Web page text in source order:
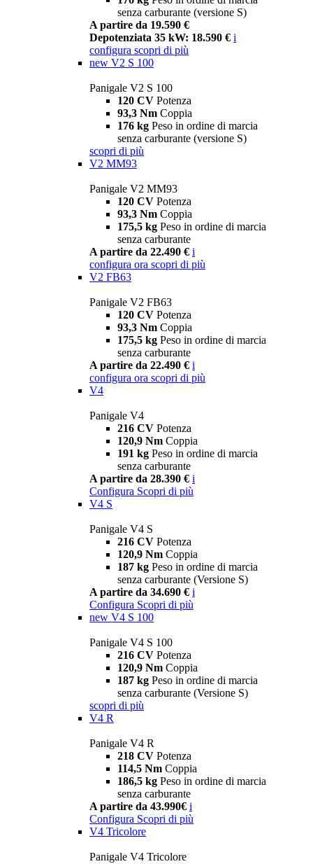
senza carburante (versione S)
A partire da 19.590 €
Depotenziata 35 kW: 18.590 € i
configura scopri di più
new V2 S 100
Panigale V2 S 100
120 CV Potenza
93,3 Nm Coppia
176 kg Peso in ordine di marcia
senza carburante (versione S)
scopri di più
V2 MM93
Panigale V2 MM93
120 CV Potenza
93,3 Nm Coppia
175,5 kg Peso in ordine di marcia
senza carburante
A partire da 22.490 € i
configura ora scopri di più
V2 FB63
Panigale V2 FB63
120 CV Potenza
93,3 Nm Coppia
175,5 kg Peso in ordine di marcia
senza carburante
A partire da 22.490 € i
configura ora scopri di più
V4
Panigale V4
216 CV Potenza
120,9 Nm Coppia
191 kg Peso in ordine di marcia
senza carburante
A partire da 28.390 € i
Configura Scopri di più
V4 S
Panigale V4 S
216 CV Potenza
120,9 Nm Coppia
187 kg Peso in ordine di marcia
senza carburante (Versione S)
A partire da 34.690 € i
Configura Scopri di più
new V4 S 100
Panigale V4 S 100
216 CV Potenza
120,9 Nm Coppia
187 kg Peso in ordine di marcia
senza carburante (Versione S)
scopri di più
V4 R
Panigale V4 R
218 CV Potenza
114,5 Nm Coppia
186,5 kg Peso in ordine di marcia
senza carburante
A partire da 43.990€ i
Configura Scopri di più
V4 Tricolore
Panigale V4 Tricolore